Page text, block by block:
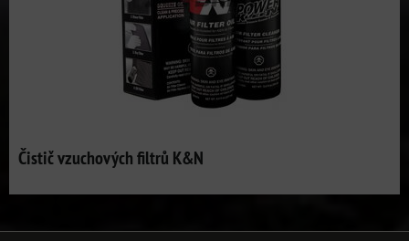
Čistič vzuchových filtrů K&N